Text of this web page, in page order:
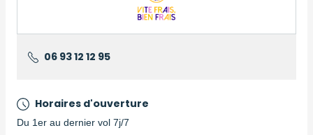
Logo
06 93 12 12 95
Horaires d'ouverture
Du 1er au dernier vol 7j/7